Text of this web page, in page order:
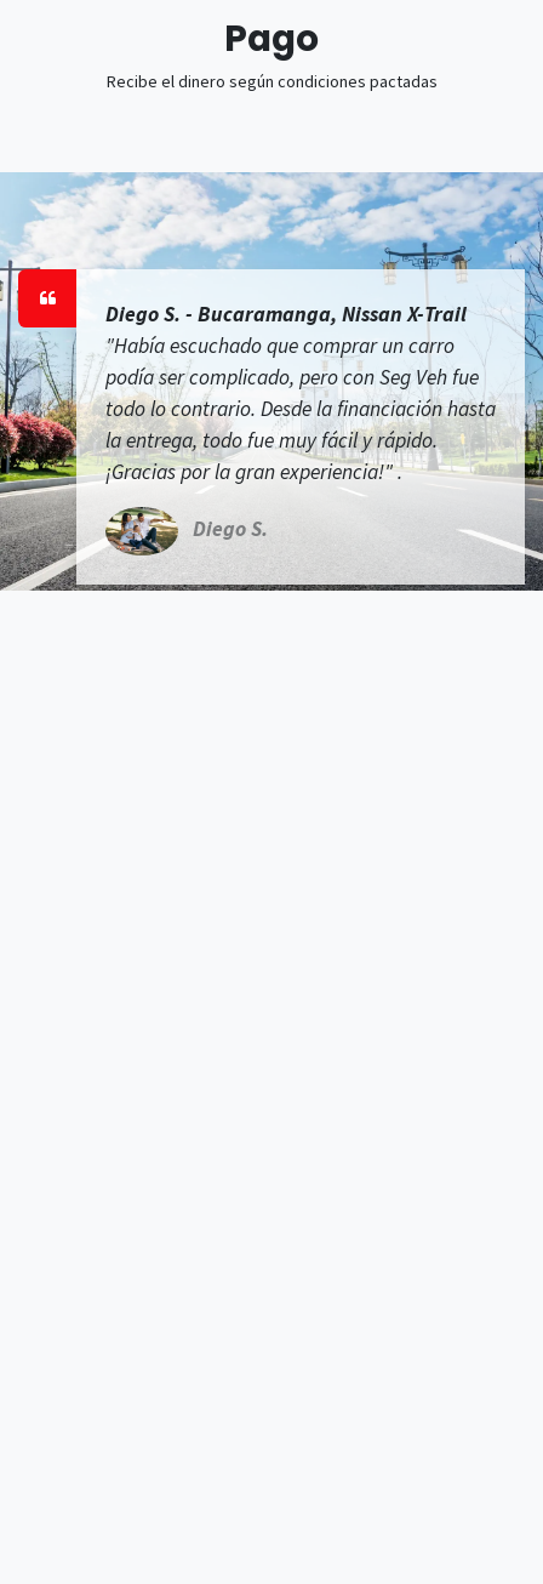
Pago
Recibe el dinero según condiciones pactadas
Diego S. - Bucaramanga, Nissan X-Trail
"Había escuchado que comprar un carro
podía ser complicado, pero con Seg Veh fue
todo lo contrario. Desde la financiación hasta
la entrega, todo fue muy fácil y rápido.
¡Gracias por la gran experiencia!".
Diego S.